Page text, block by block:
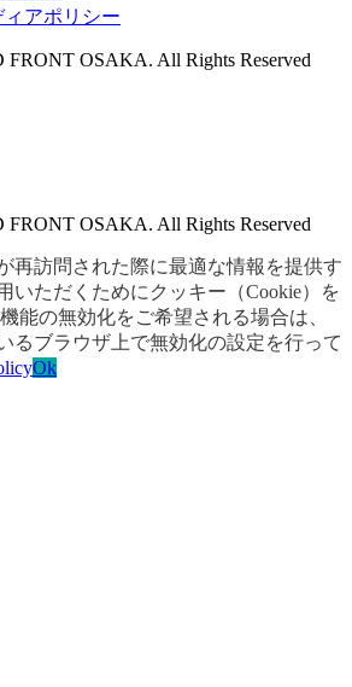
アポリシー
OSAKA. All Rights Reserved
OSAKA. All Rights Reserved
再訪問された際に最適な情報を提供す
いただくためにクッキー（Cookie）を
能の無効化をご希望される場合は、
るブラウザ上で無効化の設定を行って
Ok